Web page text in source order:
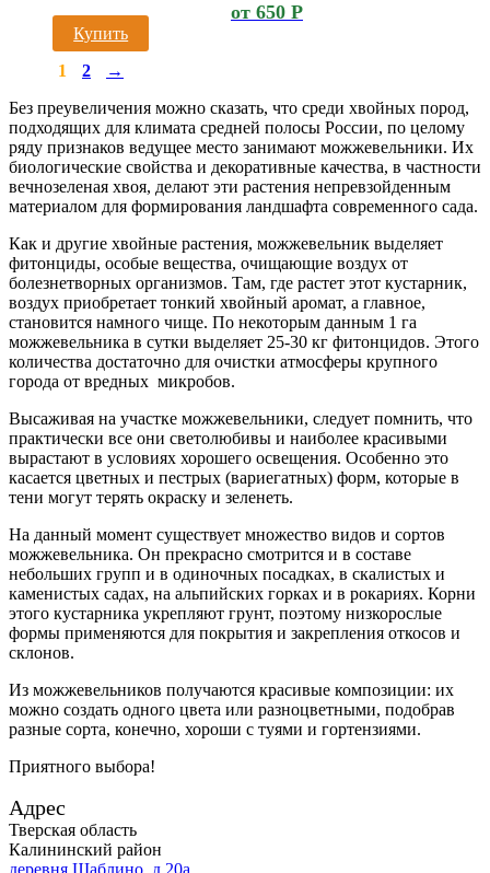
от 650 Р
Купить
1
2
→
Без преувеличения можно сказать, что среди хвойных пород,
подходящих для климата средней полосы России, по целому
ряду признаков ведущее место занимают можжевельники. Их
биологические свойства и декоративные качества, в частности
вечнозеленая хвоя, делают эти растения непревзойденным
материалом для формирования ландшафта современного сада.
Как и другие хвойные растения, можжевельник выделяет
фитонциды, особые вещества, очищающие воздух от
болезнетворных организмов. Там, где растет этот кустарник,
воздух приобретает тонкий хвойный аромат, а главное,
становится намного чище. По некоторым данным 1 га
можжевельника в сутки выделяет 25-30 кг фитонцидов. Этого
количества достаточно для очистки атмосферы крупного
города от вредных микробов.
Высаживая на участке можжевельники, следует помнить, что
практически все они светолюбивы и наиболее красивыми
вырастают в условиях хорошего освещения. Особенно это
касается цветных и пестрых (вариегатных) форм, которые в
тени могут терять окраску и зеленеть.
На данный момент существует множество видов и сортов
можжевельника. Он прекрасно смотрится и в составе
небольших групп и в одиночных посадках, в скалистых и
каменистых садах, на альпийских горках и в рокариях. Корни
этого кустарника укрепляют грунт, поэтому низкорослые
формы применяются для покрытия и закрепления откосов и
склонов.
Из можжевельников получаются красивые композиции: их
можно создать одного цвета или разноцветными, подобрав
разные сорта, конечно, хороши с туями и гортензиями.
Приятного выбора!
Адрес
Тверская область
Калининский район
деревня Шаблино, д.20а.